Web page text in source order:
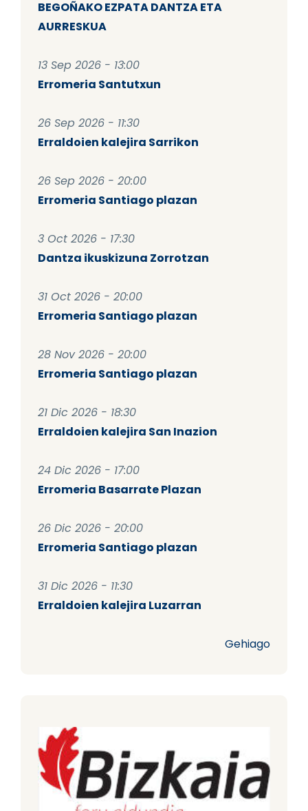
BEGOÑAKO EZPATA DANTZA ETA
AURRESKUA
13 Sep 2026 - 13:00
Erromeria Santutxun
26 Sep 2026 - 11:30
Erraldoien kalejira Sarrikon
26 Sep 2026 - 20:00
Erromeria Santiago plazan
3 Oct 2026 - 17:30
Dantza ikuskizuna Zorrotzan
31 Oct 2026 - 20:00
Erromeria Santiago plazan
28 Nov 2026 - 20:00
Erromeria Santiago plazan
21 Dic 2026 - 18:30
Erraldoien kalejira San Inazion
24 Dic 2026 - 17:00
Erromeria Basarrate Plazan
26 Dic 2026 - 20:00
Erromeria Santiago plazan
31 Dic 2026 - 11:30
Erraldoien kalejira Luzarran
Gehiago